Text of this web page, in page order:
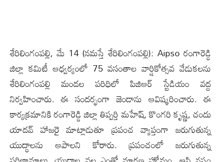
శేరిలింగంప‌ల్లి, మే 14 (న‌మ‌స్తే శేరిలింగంప‌ల్లి): Aipso రంగారెడ్డి
జిల్లా కమిటీ ఆధ్వర్యంలో 75 వసంతాల వార్షికోత్సవ వేడుకల‌ను
శేరిలింగంపల్లి మండల పరిధిలో పిజిఆర్ స్టేడియం వద్ద
నిర్వహించారు. ఈ సంద‌ర్భంగా జెండాను ఆవిష్కరించారు. ఈ
కార్యక్రమానికి రంగారెడ్డి జిల్లా తిప్పర్తి మహేష్, కొంగరి కృష్ణ, చందు
యాదవ్ హాజ‌రై మాట్లాడుతూ ప్రపంచ వ్యాప్తంగా జరుగుతున్న
యుద్ధాలను ఆపాలని కోరారు. ప్రపంచంలో జరుగుతున్న